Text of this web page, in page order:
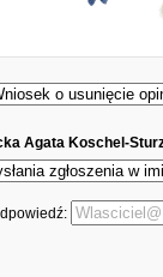
Agata Koschel-